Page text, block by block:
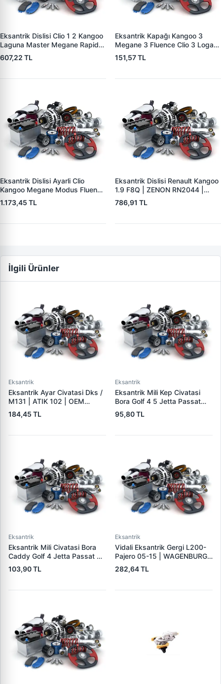
Eksantrik Dislisi Clio 1 2 Kangoo
Laguna Master Megane Rapid
Scenic Trafic 1.9 F9Q | ZENON
RN2049 | OEM 7700107249
607,22 TL
Eksantrik Kapağı Kangoo 3
Megane 3 Fluence Clio 3 Logan
Duster Lodgy Sandero 1,5DCI
K9K Mercedes Citan W176
OEM 8200653608
151,57 TL
Eksantrik Dislisi Ayarli Clio
Kangoo Megane Modus Fluence
1.5DCI K9K (40 Dis) | ZENON
RN2037 | OEM 7701478037
1.173,45 TL
Eksantrik Dislisi Renault Kangoo
1.9 F8Q | ZENON RN2044 |
OEM 7700866844
786,91 TL
İlgili Ürünler
Eksantrik
Eksantrik Ayar Civatasi Dks /
M131 | ATIK 102 | OEM
8D0598001
184,45 TL
Eksantrik
Eksantrik Mili Kep Civatasi
Bora Golf 4 5 Jetta Passat
Polo Touran Touareg T5 A2
A3 A4 A6 Altea Cordoba
Octavia Roomster Superb |
95,80 TL
Eksantrik
Eksantrik Mili Civatasi Bora
Caddy Golf 4 Jetta Passat T5
A3 A4 A6 Leon 1.9 2.0TDI Bls
Bdj Bmm Bjb | BETTO B20215
103,90 TL
Eksantrik
Vidali Eksantrik Gergi L200-
Pajero 05-15 | WAGENBURG
10133030 | OEM 1145A020
282,64 TL